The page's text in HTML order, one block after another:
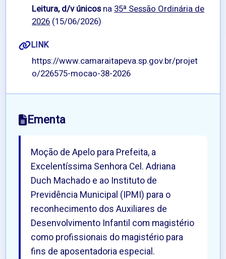
Leitura, d/v únicosna35ª Sessão Ordinária de
2026(15/06/2026)
LINK
https://www.camaraitapeva.sp.gov.br/projet
o/226575-mocao-38-2026
Ementa
Moção de Apelo para Prefeita, a
Excelentíssima Senhora Cel. Adriana
Duch Machado e ao Instituto de
Previdência Municipal (IPMI) para o
reconhecimento dos Auxiliares de
Desenvolvimento Infantil com magistério
como profissionais do magistério para
fins de aposentadoria especial.